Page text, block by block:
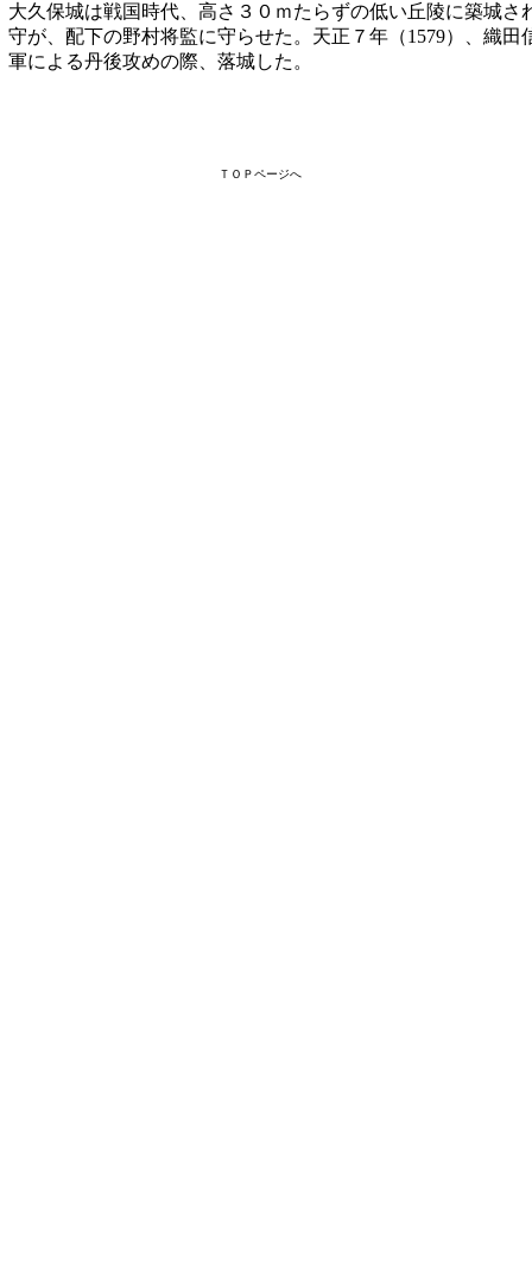
ＴＯＰページへ
大久保城は戦国時代、高さ３０ｍたらずの低い丘陵に築城
守が、配下の野村将監に守らせた。天正７年（1579）、織
軍による丹後攻めの際、落城した。